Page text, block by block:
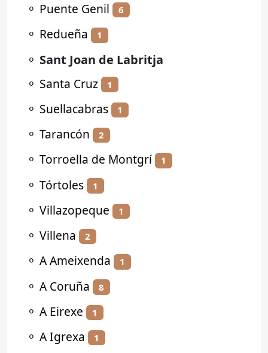
⚬ Puente Genil 6
⚬ Redueña 1
⚬ Sant Joan de Labritja
⚬ Santa Cruz 1
⚬ Suellacabras 1
⚬ Tarancón 2
⚬ Torroella de Montgrí 1
⚬ Tórtoles 1
⚬ Villazopeque 1
⚬ Villena 2
⚬ A Ameixenda 1
⚬ A Coruña 8
⚬ A Eirexe 1
⚬ A Igrexa 1